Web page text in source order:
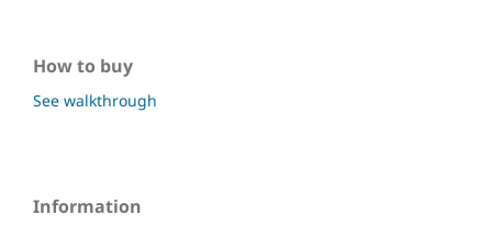
How to buy
See walkthrough
Information